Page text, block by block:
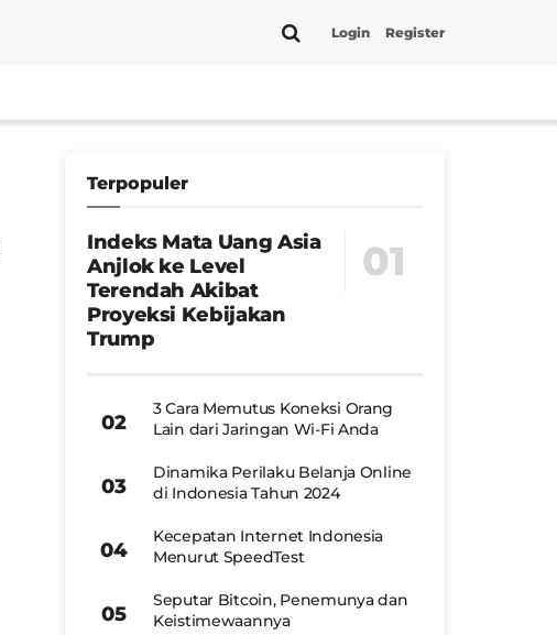
Login Register
Terpopuler
Indeks Mata Uang Asia
Anjlok ke Level
Terendah Akibat
Proyeksi Kebijakan
Trump
3 Cara Memutus Koneksi Orang
Lain dari Jaringan Wi-Fi Anda
Dinamika Perilaku Belanja Online
di Indonesia Tahun 2024
Kecepatan Internet Indonesia
Menurut SpeedTest
Seputar Bitcoin, Penemunya dan
Keistimewaannya